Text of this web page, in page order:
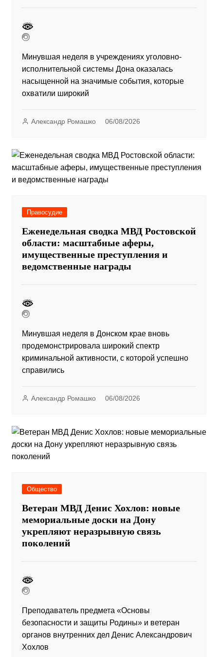
Минувшая неделя в учреждениях уголовно-
исполнительной системы Дона оказалась
насыщенной на значимые события, которые
охватили широкий
Александр Ромашко 06/08/2026
Правосудие
Еженедельная сводка МВД Ростовской
области: масштабные аферы,
имущественные преступления и
ведомственные награды
Минувшая неделя в Донском крае вновь
продемонстрировала широкий спектр
криминальной активности, с которой успешно
справились
Александр Ромашко 06/08/2026
Общество
Ветеран МВД Денис Хохлов: новые
мемориальные доски на Дону
укрепляют неразрывную связь
поколений
Преподаватель предмета «Основы
безопасности и защиты Родины» и ветеран
органов внутренних дел Денис Александрович
Хохлов